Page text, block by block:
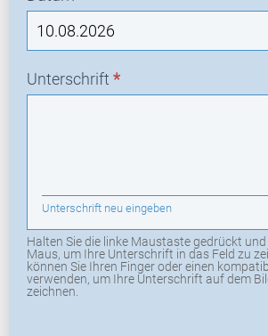
Unterschrift *
Unterschrift neu eingeben
Halten Sie die linke Maustaste gedrückt und
Maus, um Ihre Unterschrift in das Feld zu
können Sie Ihren Finger oder einen
verwenden, um Ihre Unterschrift auf dem
zeichnen.